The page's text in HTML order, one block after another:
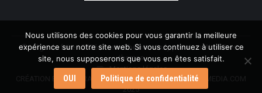
© L'âge de faire - 2026 Dream-Theme — trulypremium WordPress
themes
Mentions légales
CRÉATION ET INTÉGRATION : L.ROBIN & AGENCE CMULTIMEDIA.COM
2025
Nous utilisons des cookies pour vous garantir la meilleure
expérience sur notre site web. Si vous continuez à utiliser ce
site, nous supposerons que vous en êtes satisfait.
OUI Politique de confidentialité